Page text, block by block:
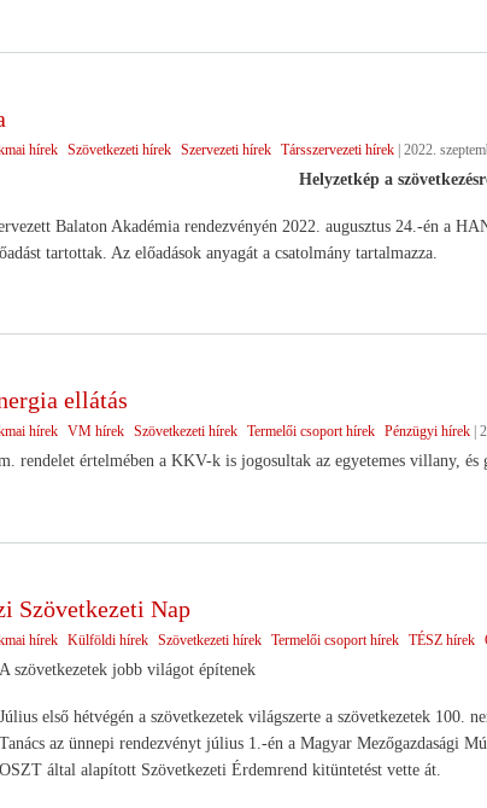
hírek Szövetkezeti hírek Szervezeti hírek Társszervezeti hírek | 2022.
Helyzetkép a
Balaton Akadémia rendezvényén 2022. augusztus 24.-én a
tartottak. Az előadások anyagát a csatolmány tartalmazza.
ellátás
hírek VM hírek Szövetkezeti hírek Termelői csoport hírek Pénzügyi hírek
rendelet értelmében a KKV-k is jogosultak az egyetemes villany, és
Szövetkezeti Nap
hírek Külföldi hírek Szövetkezeti hírek Termelői csoport hírek TÉSZ hírek
A szövetkezetek jobb világot építenek
Július első hétvégén a szövetkezetek világszerte a szövetkezetek 100.
Tanács az ünnepi rendezvényt július 1.-én a Magyar Mezőgazdasági
OSZT által alapított Szövetkezeti Érdemrend kitüntetést vette át.